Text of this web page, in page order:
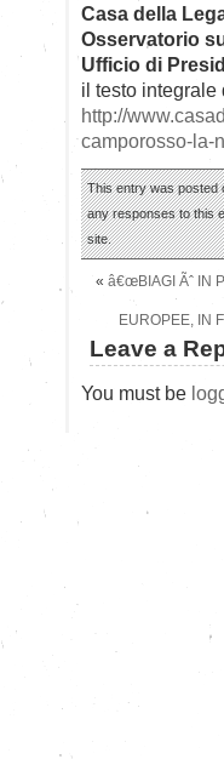
Casa della
Osservatorio
Ufficio di
il testo integrale
http://
camporosso-la-
This entry was posted
any responses to this
site.
« â€œBIAGI Ãˆ IN
EUROPEE, IN
Leave a
You must be